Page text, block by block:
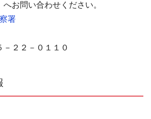
へお問い合わせください。
署
２－０１１０